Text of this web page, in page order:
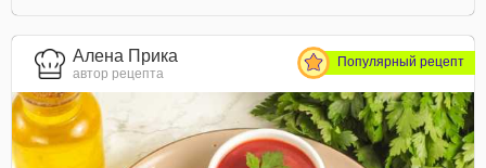
Алена Прика
автор рецепта
Популярный рецепт